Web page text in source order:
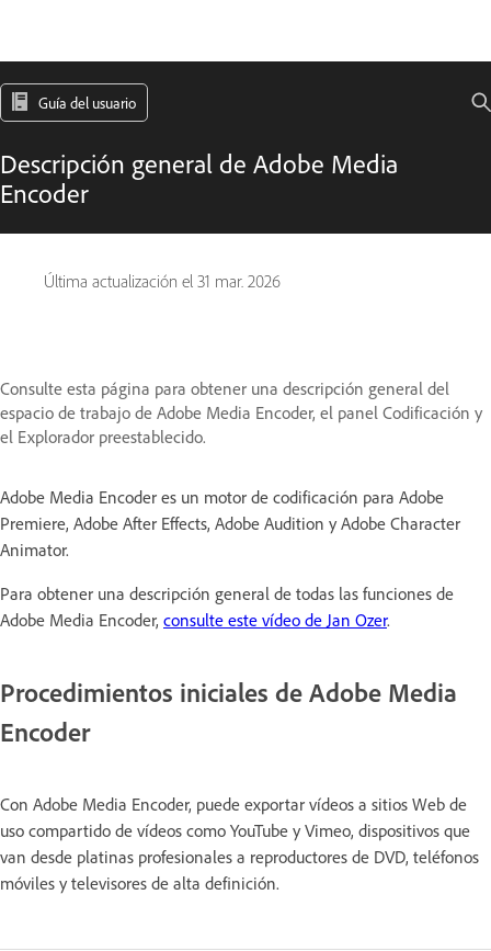
Guía del usuario
Descripción general de Adobe Media
Encoder
Última actualización el 31 mar. 2026
Consulte esta página para obtener una descripción general del
espacio de trabajo de Adobe Media Encoder, el panel Codificación y
el Explorador preestablecido.
Adobe Media Encoder es un motor de codificación para Adobe
Premiere, Adobe After Effects, Adobe Audition y Adobe Character
Animator.
Para obtener una descripción general de todas las funciones de
Adobe Media Encoder, consulte este vídeo de Jan Ozer.
Procedimientos iniciales de Adobe Media
Encoder
Con Adobe Media Encoder, puede exportar vídeos a sitios Web de
uso compartido de vídeos como YouTube y Vimeo, dispositivos que
van desde platinas profesionales a reproductores de DVD, teléfonos
móviles y televisores de alta definición.